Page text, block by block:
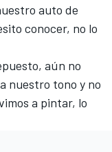
auto de
conocer, no lo
aún no
nuestro tono y no
a pintar, lo